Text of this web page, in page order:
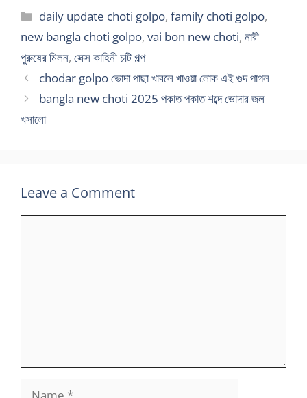
Categories
daily update choti golpo,family choti golpo,
new bangla choti golpo, vai bon new choti, নারী
পুরুষের মিলন, সেক্স কাহিনী চটি গল্প
chodar golpo ভোদা পাছা খাবলে খাওয়া লোক এই গুদ পাগল
bangla new choti 2025 পকাত পকাত শব্দে ভোদার জল
খসালো
Leave a Comment